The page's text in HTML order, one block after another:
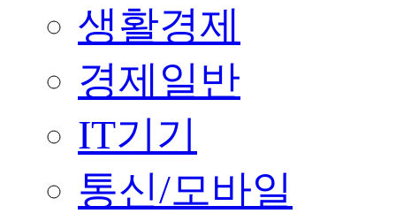
생활경제
경제일반
IT기기
통신/모바일